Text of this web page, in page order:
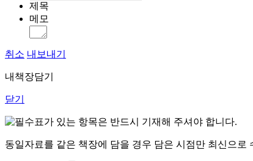
제목
메모
취소 내보내기
내책장담기
닫기
표가 있는 항목은 반드시 기재해 주셔야 합니다.
동일자료를 같은 책장에 담을 경우 담은 시점만 최신으로